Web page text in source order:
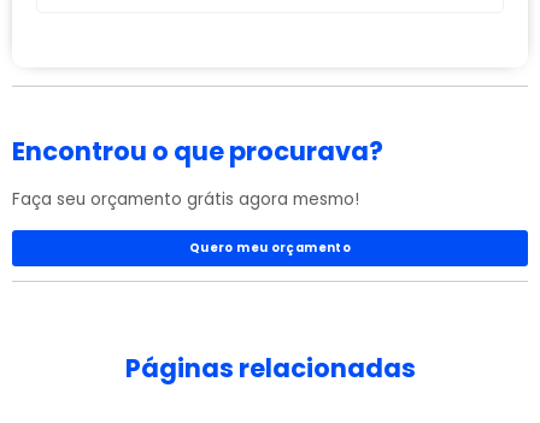
Encontrou o que procurava?
Faça seu orçamento grátis agora mesmo!
Quero meu orçamento
Páginas relacionadas